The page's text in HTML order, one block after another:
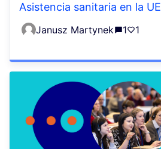
Asistencia sanitaria en la UE
Janusz Martynek 1 1